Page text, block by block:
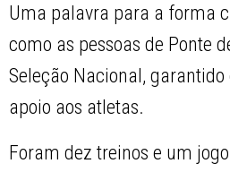
Uma palavra para a forma
como as pessoas de Ponte
Seleção Nacional,
apoio aos atletas.
Foram dez treinos e um